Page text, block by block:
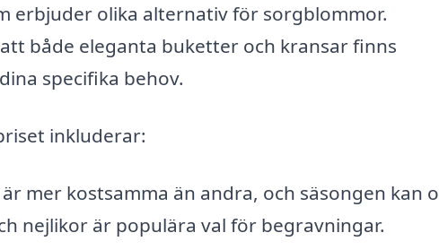
erbjuder olika alternativ för sorgblommor.
både eleganta buketter och kransar finns
specifika behov.
inkluderar:
mer kostsamma än andra, och säsongen kan
nejlikor är populära val för begravningar.